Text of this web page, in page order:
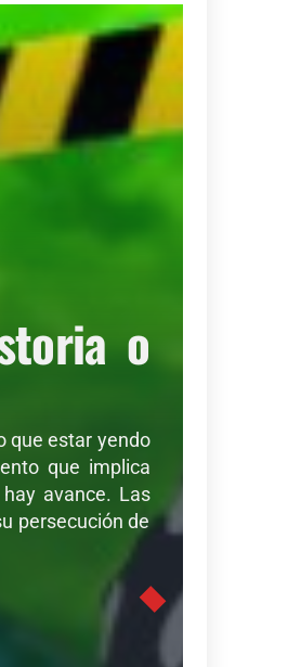
o
que estar yendo
que implica
avance. Las
persecución de